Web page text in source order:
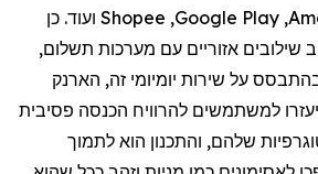
,
Google Play
,
Shopee ועוד. כן
שילובים אזוריים עם מערכות תשלום,
על שירות יומיומי זה, הארנק
למשתמשים להרוויח הכנסה פסיבית
שלהם, והתכנון הוא לתמוך